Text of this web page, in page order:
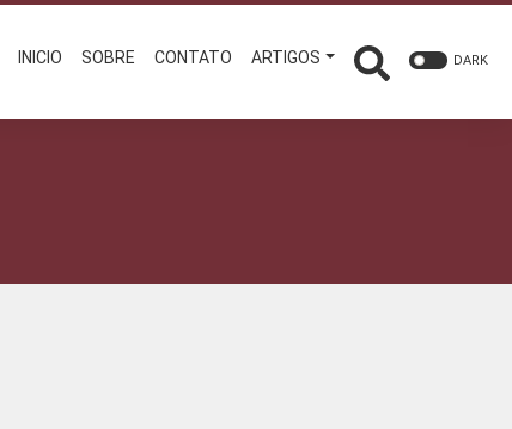
INICIO SOBRE CONTATO ARTIGOS DARK